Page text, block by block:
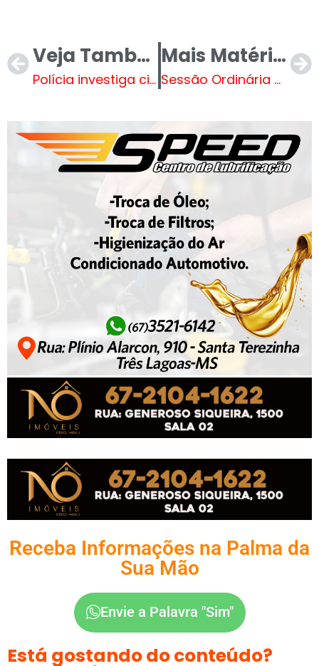
Veja Também
Polícia investiga circunstâncias de acidente fatal na BR-262 envolvendo motorista recém-separado
Mais Matérias
Sessão Ordinária na Câmara Municipal de Três Lagoas. VEJA AO VIVO
Receba Informações na Palma da
Sua Mão
Envie a Palavra "Sim"
Está gostando do conteúdo?